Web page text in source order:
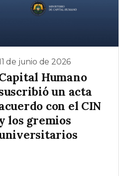
de junio de 2026
Humano
un acta
con el CIN
los gremios